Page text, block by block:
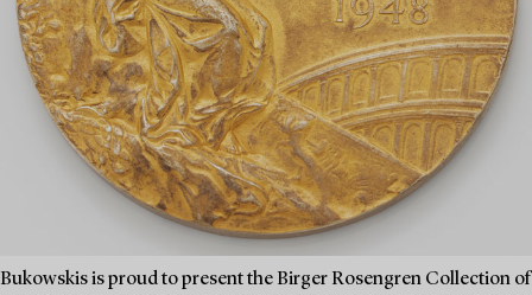
Bukowskis is proud to present the Birger Rosengren Collection of